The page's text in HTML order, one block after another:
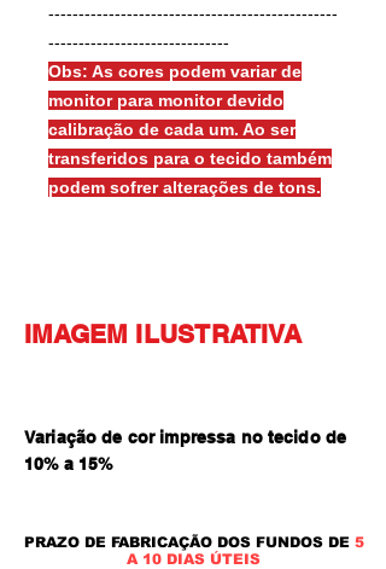
------------------------------------------------
------------------------------
Obs: As cores podem variar de
monitor para monitor devido
calibração de cada um. Ao ser
transferidos para o tecido também
podem sofrer alterações de tons.
IMAGEM ILUSTRATIVA
Variação de cor impressa no tecido de
10% a 15%
PRAZO DE FABRICAÇÃO DOS FUNDOS DE 5
A 10 DIAS ÚTEIS